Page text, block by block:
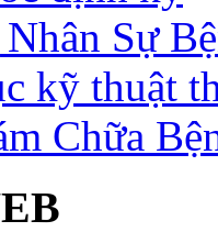
Sự
kỹ thuật
Chữa